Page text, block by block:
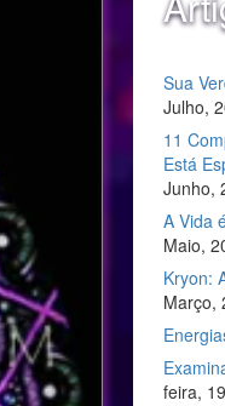
Sua
Julho,
11
Está
Junho,
A Vida
Maio,
Kryon:
Março,
feira,